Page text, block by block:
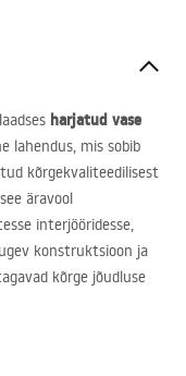
harjatud vase
lahendus, mis sobib
kõrgekvaliteedilisest
äravool
interjööridesse,
konstruktsioon ja
kõrge jõudluse